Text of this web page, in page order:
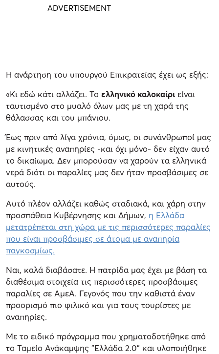
Η ανάρτηση του υπουργού Επικρατείας έχει ως εξής:
«Κι εδώ κάτι αλλάζει. Το ελληνικό καλοκαίρι είναι
ταυτισμένο στο μυαλό όλων μας με τη χαρά της
θάλασσας και του μπάνιου.
Έως πριν από λίγα χρόνια, όμως, οι συνάνθρωποί μας
με κινητικές αναπηρίες -και όχι μόνο- δεν είχαν αυτό
το δικαίωμα. Δεν μπορούσαν να χαρούν τα ελληνικά
νερά διότι οι παραλίες μας δεν ήταν προσβάσιμες σε
αυτούς.
Αυτό πλέον αλλάζει καθώς σταδιακά, και χάρη στην
προσπάθεια Κυβέρνησης και Δήμων, η Ελλάδα
μετατρέπεται στη χώρα με τις περισσότερες παραλίες
που είναι προσβάσιμες σε άτομα με αναπηρία
παγκοσμίως.
Ναι, καλά διαβάσατε. Η πατρίδα μας έχει με βάση τα
διαθέσιμα στοιχεία τις περισσότερες προσβάσιμες
παραλίες σε ΑμεΑ. Γεγονός που την καθιστά έναν
προορισμό πιο φιλικό και για τους τουρίστες με
αναπηρίες.
Με το ειδικό πρόγραμμα που χρηματοδοτήθηκε από
το Ταμείο Ανάκαμψης "Ελλάδα 2.0" και υλοποιήθηκε